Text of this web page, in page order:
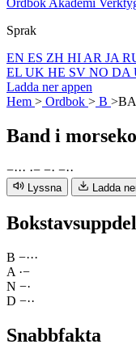
Ordbok Akademi
Sprak
EN ES ZH HI AR JA
EL UK HE SV NO DA
Ladda ner appen
Hem > Ordbok > B >
Band i
−··· ·− −· −··
Lyssna Ladda
B −···
A ·−
N −·
D −··
Snabbfakta